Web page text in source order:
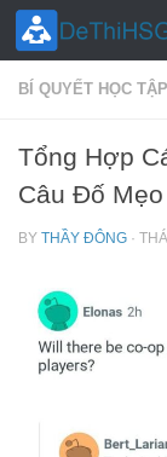
Skip to content
BÍ QUYẾT HỌC TẬP
Tổng Hợp
Câu Đố
BY THẦY ĐÔNG ·